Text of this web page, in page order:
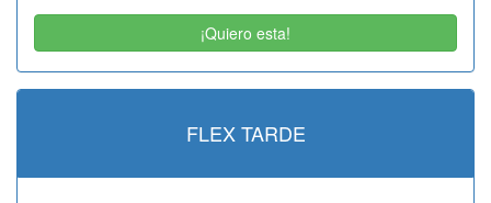
¡Quiero esta!
FLEX TARDE